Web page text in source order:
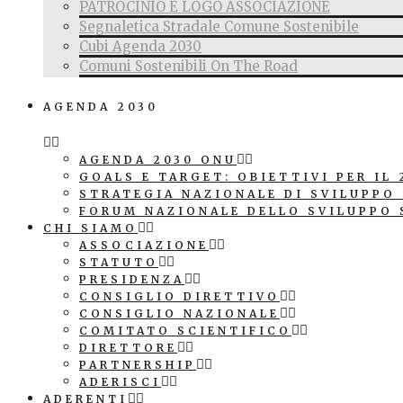
PATROCINIO E LOGO ASSOCIAZIONE
Segnaletica Stradale Comune Sostenibile
Cubi Agenda 2030
Comuni Sostenibili On The Road
AGENDA 2030
AGENDA 2030 ONU
GOALS E TARGET: OBIETTIVI PER IL
STRATEGIA NAZIONALE DI SVILUPPO
FORUM NAZIONALE DELLO SVILUPPO
CHI SIAMO
ASSOCIAZIONE
STATUTO
PRESIDENZA
CONSIGLIO DIRETTIVO
CONSIGLIO NAZIONALE
COMITATO SCIENTIFICO
DIRETTORE
PARTNERSHIP
ADERISCI
ADERENTI